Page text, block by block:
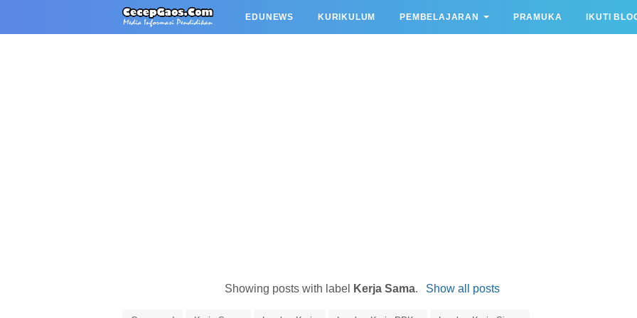
EDUNEWS KURIKULUM PEMBELAJARAN PRAMUKA IKUTI
Showing posts with label Kerja Sama. Show all posts